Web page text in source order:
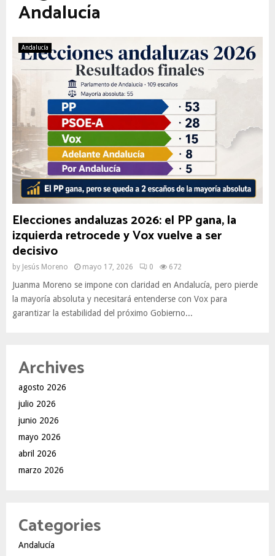
Andalucía
Andalucía
Elecciones andaluzas 2026: el PP gana, la
izquierda retrocede y Vox vuelve a ser
decisivo
by Jesús Moreno mayo 17, 2026 0 672
Juanma Moreno se impone con claridad en Andalucía, pero pierde
la mayoría absoluta y necesitará entenderse con Vox para
garantizar la estabilidad del próximo Gobierno...
Archives
agosto 2026
julio 2026
junio 2026
mayo 2026
abril 2026
marzo 2026
Categories
Andalucía